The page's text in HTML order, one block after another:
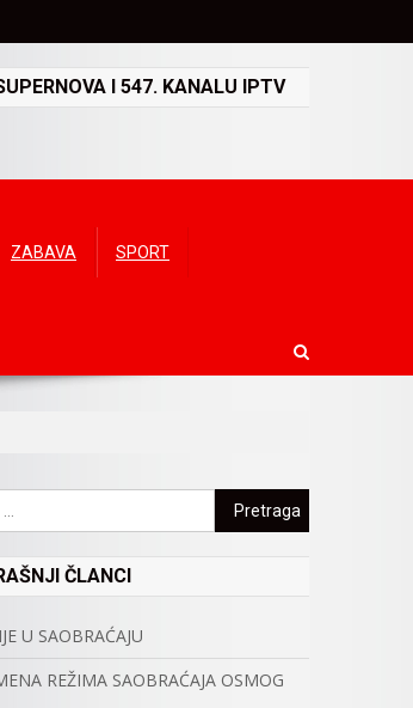
I 547. KANALU IPTV
ZABAVA SPORT
Pretraga:
ČLANCI
U SAOBRAĆAJU
REŽIMA SAOBRAĆAJA OSMOG